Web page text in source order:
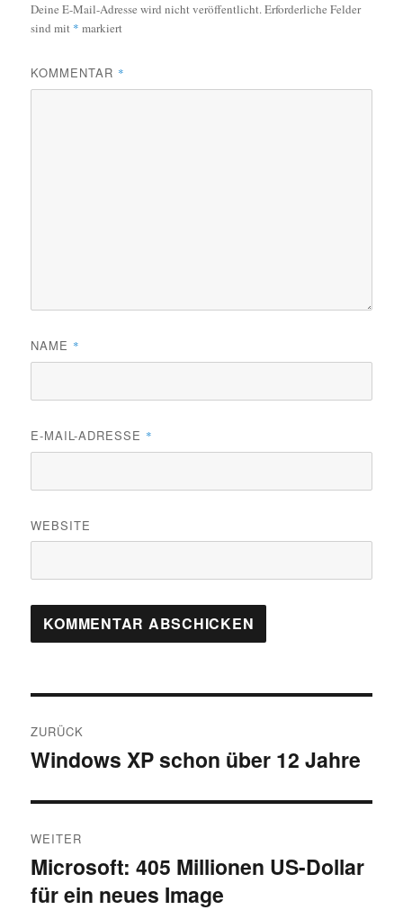
Deine E-Mail-Adresse wird nicht veröffentlicht.Erforderliche Felder
sind mit * markiert
KOMMENTAR *
NAME *
E-MAIL-ADRESSE *
WEBSITE
ZURÜCK
Vorheriger
Windows XP schon über 12 Jahre
WEITER
Nächster
Beitrag:
Microsoft: 405 Millionen US-Dollar
für ein neues Image